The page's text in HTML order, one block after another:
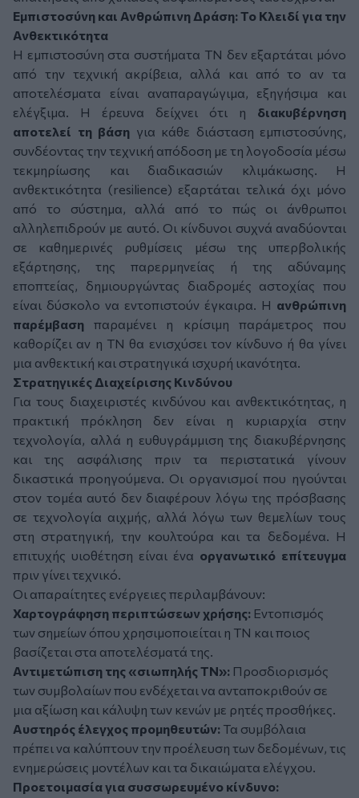
Εμπιστοσύνη και Ανθρώπινη Δράση: Το Κλειδί για την
Ανθεκτικότητα
Η εμπιστοσύνη στα συστήματα ΤΝ δεν εξαρτάται μόνο
από την τεχνική ακρίβεια, αλλά και από το αν τα
αποτελέσματα είναι αναπαραγώγιμα, εξηγήσιμα και
ελέγξιμα. Η έρευνα δείχνει ότι η διακυβέρνηση
αποτελεί τη βάση για κάθε διάσταση εμπιστοσύνης,
συνδέοντας την τεχνική απόδοση με τη λογοδοσία μέσω
τεκμηρίωσης και διαδικασιών κλιμάκωσης. Η
ανθεκτικότητα (resilience) εξαρτάται τελικά όχι μόνο
από το σύστημα, αλλά από το πώς οι άνθρωποι
αλληλεπιδρούν με αυτό. Οι κίνδυνοι συχνά αναδύονται
σε καθημερινές ρυθμίσεις μέσω της υπερβολικής
εξάρτησης, της παρερμηνείας ή της αδύναμης
εποπτείας, δημιουργώντας διαδρομές αστοχίας που
είναι δύσκολο να εντοπιστούν έγκαιρα. Η ανθρώπινη
παρέμβασηπαραμένει η κρίσιμη παράμετρος που
καθορίζει αν η ΤΝ θα ενισχύσει τον κίνδυνο ή θα γίνει
μια ανθεκτική και στρατηγικά ισχυρή ικανότητα.
Στρατηγικές Διαχείρισης Κινδύνου
Για τους διαχειριστές κινδύνου και ανθεκτικότητας, η
πρακτική πρόκληση δεν είναι η κυριαρχία στην
τεχνολογία, αλλά η ευθυγράμμιση της διακυβέρνησης
και της ασφάλισης πριν τα περιστατικά γίνουν
δικαστικά προηγούμενα. Οι οργανισμοί που ηγούνται
στον τομέα αυτό δεν διαφέρουν λόγω της πρόσβασης
σε τεχνολογία αιχμής, αλλά λόγω των θεμελίων τους
στη στρατηγική, την κουλτούρα και τα δεδομένα. Η
επιτυχής υιοθέτηση είναι ένα οργανωτικό επίτευγμα
πριν γίνει τεχνικό.
Οι απαραίτητες ενέργειες περιλαμβάνουν:
Χαρτογράφηση περιπτώσεων χρήσης: Εντοπισμός
των σημείων όπου χρησιμοποιείται η ΤΝ και ποιος
βασίζεται στα αποτελέσματά της.
Αντιμετώπιση της «σιωπηλής ΤΝ»: Προσδιορισμός
των συμβολαίων που ενδέχεται να ανταποκριθούν σε
μια αξίωση και κάλυψη των κενών με ρητές προσθήκες.
Αυστηρός έλεγχος προμηθευτών: Τα συμβόλαια
πρέπει να καλύπτουν την προέλευση των δεδομένων, τις
ενημερώσεις μοντέλων και τα δικαιώματα ελέγχου.
Προετοιμασία για συσσωρευμένο κίνδυνο: